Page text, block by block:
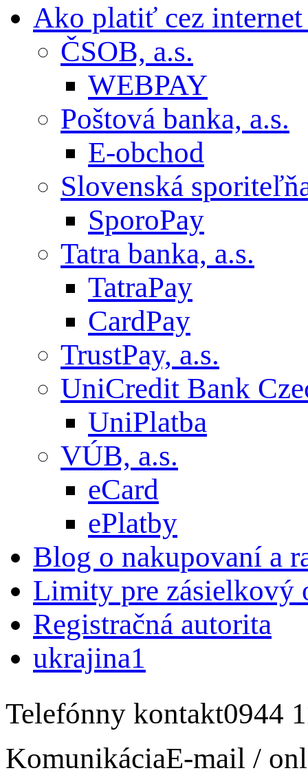
Ako platiť cez internet
ČSOB, a.s.
WEBPAY
Poštová banka, a.s.
E-obchod
Slovenská
SporoPay
Tatra banka, a.s.
TatraPay
CardPay
TrustPay, a.s.
UniCredit Bank
UniPlatba
VÚB, a.s.
eCard
ePlatby
Blog o nakupovaní a
Limity pre zásielkový
Registračná autorita
ukrajina1
Telefónny kontakt0944
KomunikáciaE-mail /